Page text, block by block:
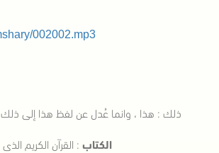
002002.mp3
ذلك : هذا ، وانما عُدل عن لفظ هذا إلى ذلك .
الكتاب : القرآن الكريم